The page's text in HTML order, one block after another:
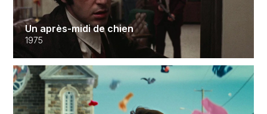
Un après-midi de chien
1975